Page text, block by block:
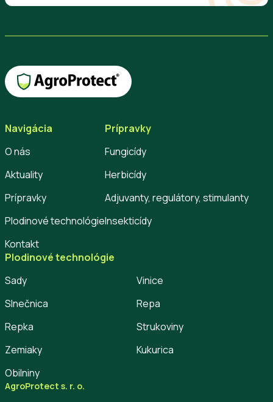
AgroProtect s. r. o.
Navigácia
O nás
Aktuality
Prípravky
Plodinové technológie
Kontakt
Prípravky
Fungicídy
Herbicídy
Adjuvanty, regulátory, stimulanty
Insekticídy
Plodinové technológie
Sady
Vinice
Slnečnica
Repa
Repka
Strukoviny
Zemiaky
Kukurica
Obilniny